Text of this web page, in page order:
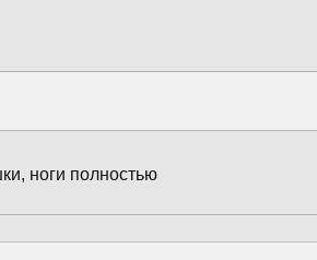
ноги полностью